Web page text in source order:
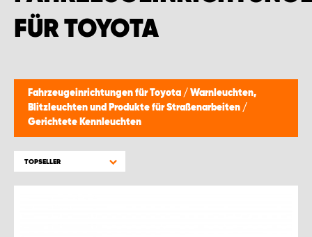
FÜR TOYOTA
Fahrzeugeinrichtungen für Toyota / Warnleuchten,
Blitzleuchten und Produkte für Straßenarbeiten /
Gerichtete Kennleuchten
TOPSELLER
MONTAGEPARTNER WIEN 1230